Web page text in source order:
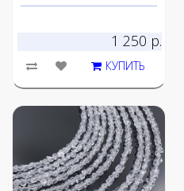
1 250 р.
КУПИТЬ